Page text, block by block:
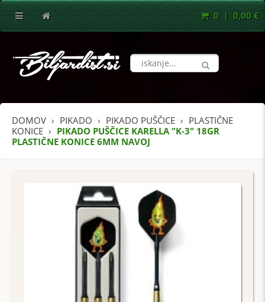
0 | 0,00 €
DOMOV PIKADO PIKADO PUŠČICE
PLASTIČNE
KONICE
PIKADO PUŠČICE KARELLA "K-3" 18GR
PLASTIČNE KONICE 6MM NAVOJ